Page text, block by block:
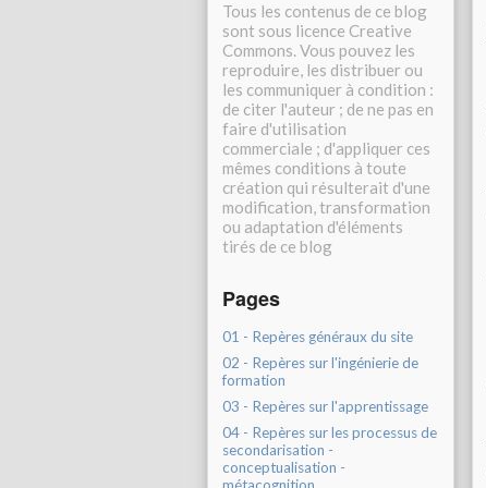
Tous les contenus de ce blog
sont sous licence Creative
Commons. Vous pouvez les
reproduire, les distribuer ou
les communiquer à condition :
de citer l'auteur ; de ne pas en
faire d'utilisation
commerciale ; d'appliquer ces
mêmes conditions à toute
création qui résulterait d'une
modification, transformation
ou adaptation d'éléments
tirés de ce blog
Pages
01 - Repères généraux du site
02 - Repères sur l'ingénierie de
formation
03 - Repères sur l'apprentissage
04 - Repères sur les processus de
secondarisation -
conceptualisation -